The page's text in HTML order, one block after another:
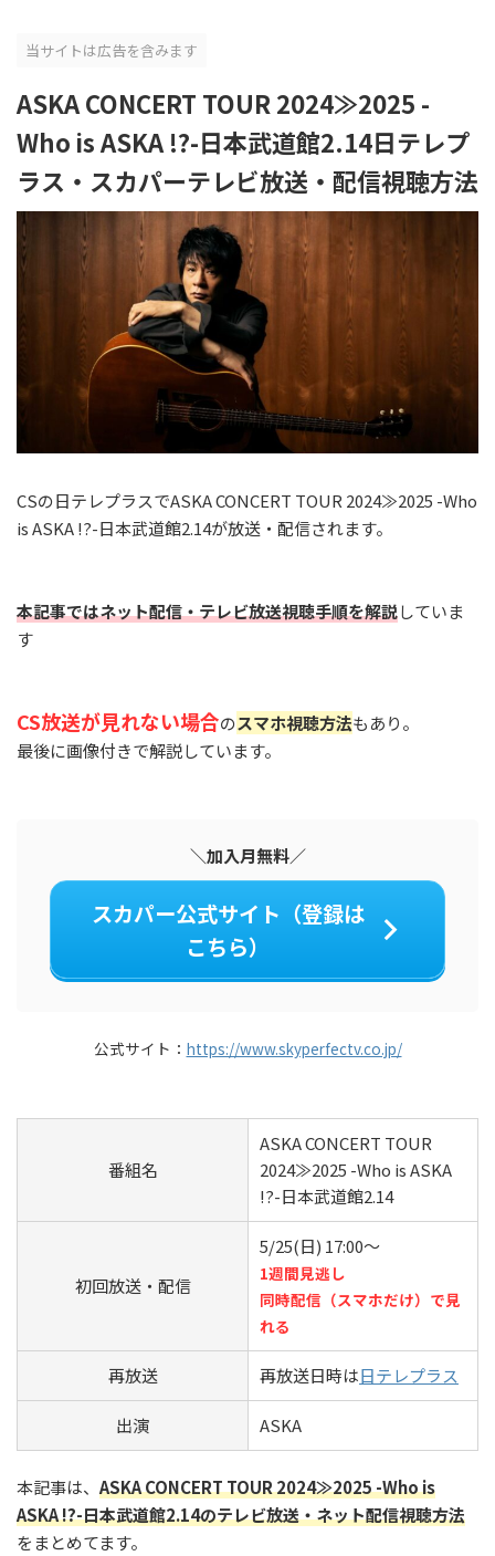
当サイトは広告を含みます
ASKA CONCERT TOUR 2024≫2025 -
Who is ASKA !?-日本武道館2.14日テレプ
ラス・スカパーテレビ放送・配信視聴方法
CSの日テレプラスでASKA CONCERT TOUR 2024≫2025 -Who
is ASKA !?-日本武道館2.14が放送・配信されます。
本記事ではネット配信・テレビ放送視聴手順を解説していま
す
CS放送が見れない場合のスマホ視聴方法もあり。
最後に画像付きで解説しています。
＼加入月無料／
スカパー公式サイト（登録は
こちら）
公式サイト： https://www.skyperfectv.co.jp/
番組名
ASKA CONCERT TOUR
2024≫2025 -Who is ASKA
!?-日本武道館2.14
初回放送・配信
5/25(日) 17:00～
1週間見逃し
同時配信（スマホだけ）で見
れる
再放送 再放送日時は日テレプラス
出演 ASKA
本記事は、 ASKA CONCERT TOUR 2024≫2025 -Who is
ASKA !?-日本武道館2.14のテレビ放送・ネット配信視聴方法
をまとめてます。